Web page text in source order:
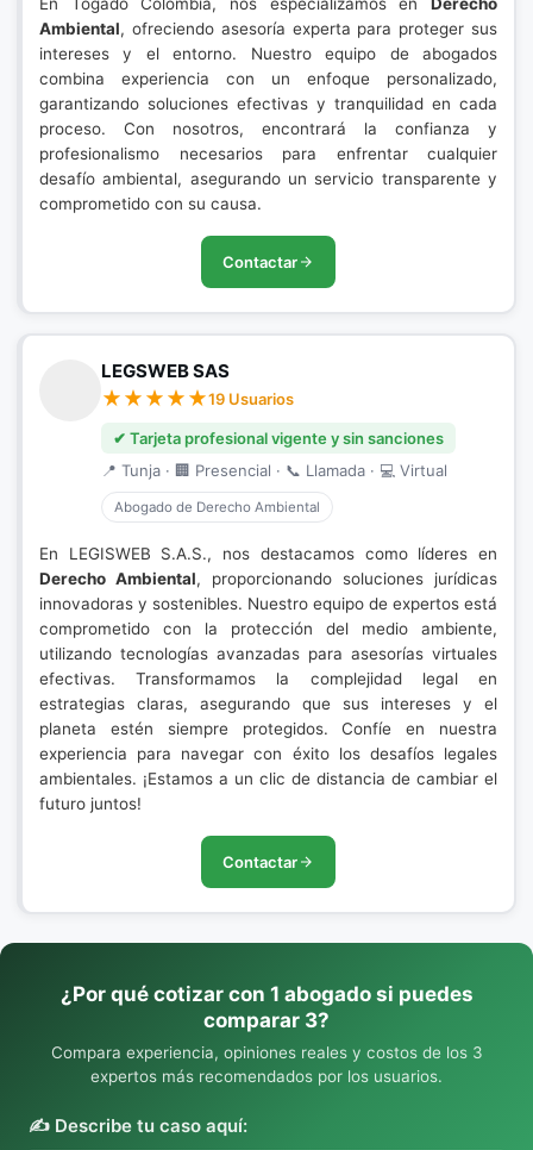
Ambiental, ofreciendo asesoría experta para proteger sus
intereses y el entorno. Nuestro equipo de abogados
combina experiencia con un enfoque personalizado,
garantizando soluciones efectivas y tranquilidad en cada
proceso. Con nosotros, encontrará la confianza y
profesionalismo necesarios para enfrentar cualquier
desafío ambiental, asegurando un servicio transparente y
comprometido con su causa.
Contactar
LEGSWEB SAS
19 Usuarios
✔ Tarjeta profesional vigente y sin sanciones
📍 Tunja · 🏢 Presencial · 📞 Llamada · 💻 Virtual
Abogado de Derecho Ambiental
En LEGISWEB S.A.S., nos destacamos como líderes en
Derecho Ambiental, proporcionando soluciones jurídicas
innovadoras y sostenibles. Nuestro equipo de expertos está
comprometido con la protección del medio ambiente,
utilizando tecnologías avanzadas para asesorías virtuales
efectivas. Transformamos la complejidad legal en
estrategias claras, asegurando que sus intereses y el
planeta estén siempre protegidos. Confíe en nuestra
experiencia para navegar con éxito los desafíos legales
ambientales. ¡Estamos a un clic de distancia de cambiar el
futuro juntos!
Contactar
¿Por qué cotizar con 1 abogado si puedes
comparar 3?
Compara experiencia, opiniones reales y costos de los 3
expertos más recomendados por los usuarios.
✍️ Describe tu caso aquí: